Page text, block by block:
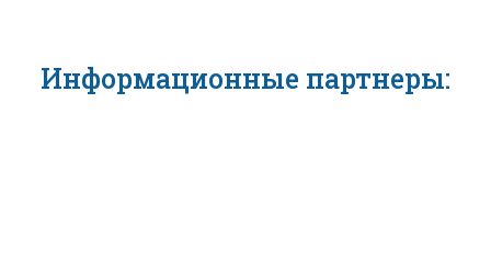
Информационные партнеры: